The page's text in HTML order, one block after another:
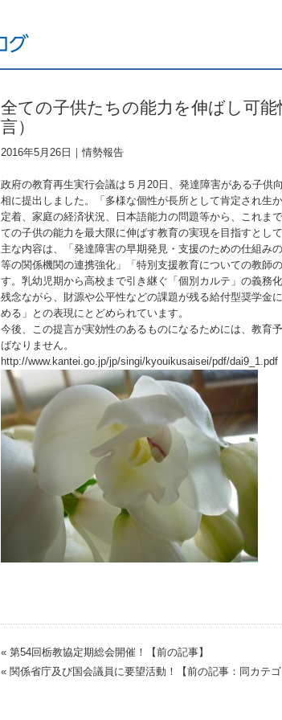
全ての子供たちの能力を伸ばし可
言）
2016年5月26日｜情勢報告
政府の教育再生実行会議は５月20日、発達障害がある子供
相に提出しました。「多様な個性が長所として肯定され生
定着、家庭の経済状況、日本語能力の問題等から、これま
ての子供の能力を最大限に伸ばす教育の実現を目指すとして
主な内容は、「発達障害の早期発見・支援のための仕組み
等の関係機関の連携強化」「特別支援教育についての教師
す。乳幼児期から高校まで引き継ぐ「個別カルテ」の義務
残念ながら、財源や公平性などの課題が残る給付型奨学金
める」との表現にとどめられています。
今後、この提言が実効性のあるものになるためには、教育
ばなりません。
http://www.kantei.go.jp/jp/singi/kyouikusaisei/pdf/dai9_1.pdf
« 第54回栃教協定期総会開催！【前の記事】
« 関係省庁及び国会議員に要望活動！【前の記事：同カテゴ